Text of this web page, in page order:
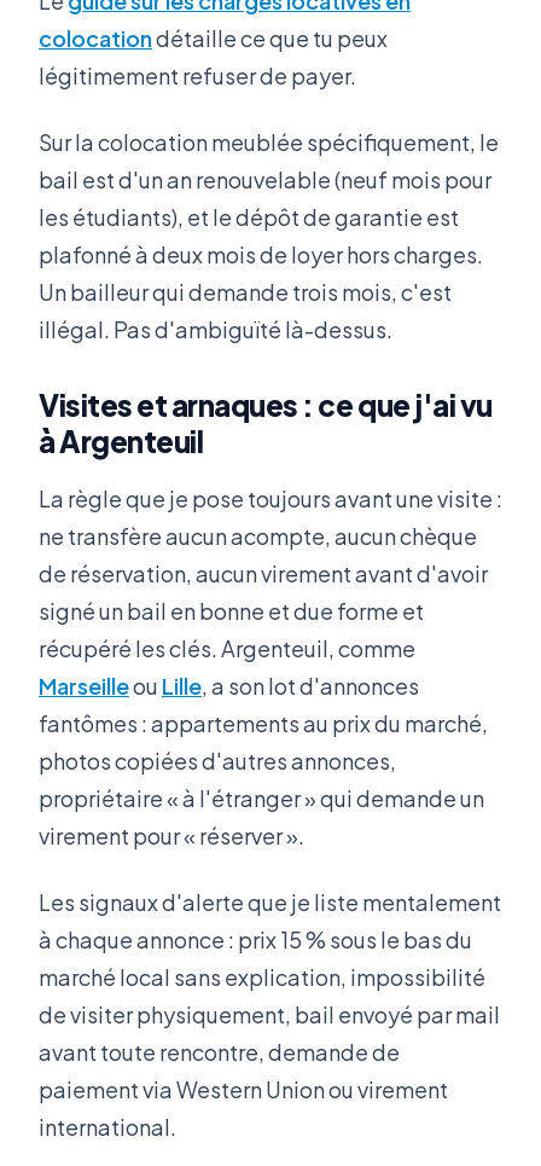
colocationdétaille ce que tu peux
légitimement refuser de payer.
Sur la colocation meublée spécifiquement, le
bail est d'un an renouvelable (neuf mois pour
les étudiants), et le dépôt de garantie est
plafonné à deux mois de loyer hors charges.
Un bailleur qui demande trois mois, c'est
illégal. Pas d'ambiguïté là-dessus.
Visites et arnaques : ce que j'ai vu
à Argenteuil
La règle que je pose toujours avant une visite :
ne transfère aucun acompte, aucun chèque
de réservation, aucun virement avant d'avoir
signé un bail en bonne et due forme et
récupéré les clés. Argenteuil, comme
Marseilleou Lille, a son lot d'annonces
fantômes : appartements au prix du marché,
photos copiées d'autres annonces,
propriétaire « à l'étranger » qui demande un
virement pour « réserver ».
Les signaux d'alerte que je liste mentalement
à chaque annonce : prix 15 % sous le bas du
marché local sans explication, impossibilité
de visiter physiquement, bail envoyé par mail
avant toute rencontre, demande de
paiement via Western Union ou virement
international.